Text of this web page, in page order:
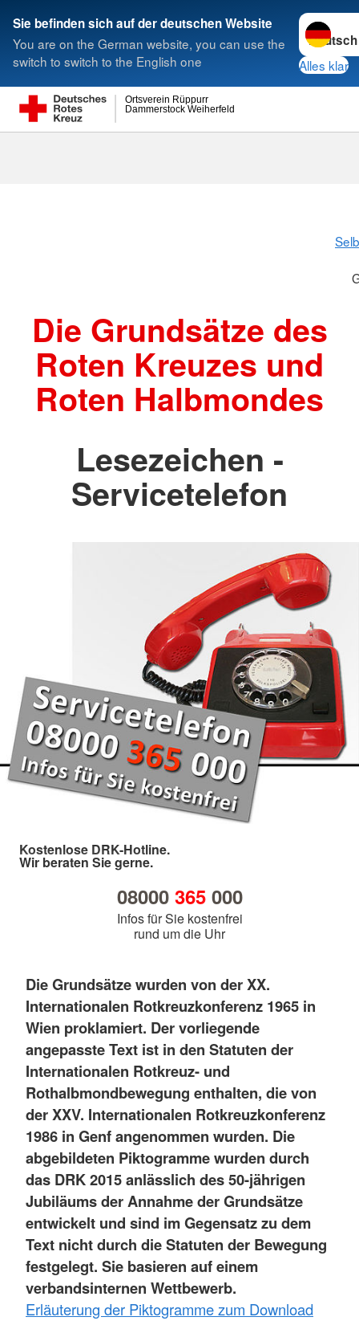
Sie befinden sich auf der deutschen Website
You are on the German website, you can use the
switch to switch to the English one
Sprache
Alles klar
Dammerstock Weiherfeld
Ortsverein Rüppurr
Suche
Die Grundsätze des
Roten Kreuzes und
Roten Halbmondes
Lesezeichen -
Servicetelefon
Kostenlose DRK-Hotline.
Wir beraten Sie gerne.
08000 365000
Infos für Sie kostenfrei
rund um die Uhr
Die Grundsätze wurden von der XX.
Internationalen Rotkreuzkonferenz 1965 in
Wien proklamiert. Der vorliegende
angepasste Text ist in den Statuten der
Internationalen Rotkreuz- und
Rothalbmondbewegung enthalten, die von
der XXV. Internationalen Rotkreuzkonferenz
1986 in Genf angenommen wurden. Die
abgebildeten Piktogramme wurden durch
das DRK 2015 anlässlich des 50-jährigen
Jubiläums der Annahme der Grundsätze
entwickelt und sind im Gegensatz zu dem
Text nicht durch die Statuten der Bewegung
festgelegt. Sie basieren auf einem
verbandsinternen Wettbewerb.
Erläuterung der Piktogramme zum Download